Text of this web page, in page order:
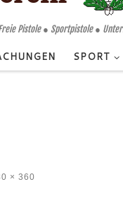
Pistole ● Sportpistole ●
SPORT
× 360